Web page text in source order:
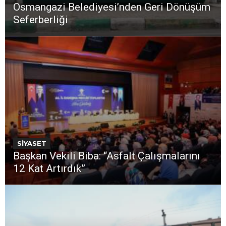
Osmangazi Belediyesi’nden Geri Dönüşüm
Seferberliği
SİYASET
Başkan Vekili Biba: “Asfalt Çalışmalarını
12 Kat Artırdık”